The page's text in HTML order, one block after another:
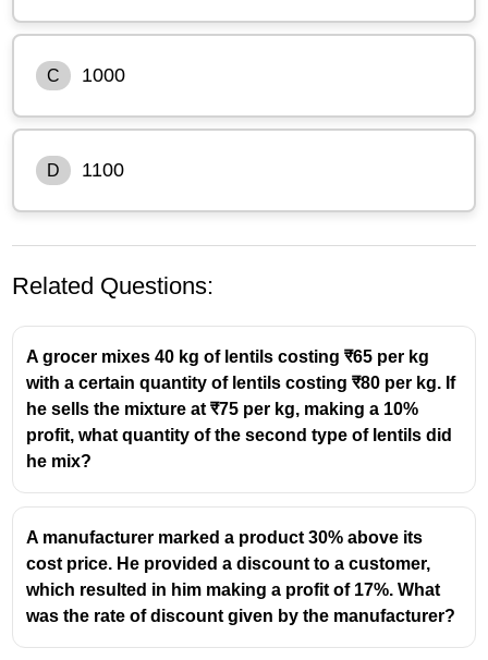
C 1000
D 1100
ഒരു സാധനത്തിന്റെ വില ആദ്യം ഒരേ ശതമാനം
കൂട്ടുകയും പിന്നീട് അത്രയും തന്നെ ശതമാനം
(വിലക്കുറവ്) മാത്രമേ ഉണ്ടാവുകയുള്ളൂ.
കുറയുന്ന ശതമാനം =\frac{R^2}
{100}
100
R
(ഇവിടെ R = 10)
കുറയുന്ന ശതമാനം =\frac{10^2}
{100} =
102 = 100 = 1%നഷ്ടം.
Related Questions:
A grocer mixes 40 kg of lentils costing ₹65 per kg
with a certain quantity of lentils costing ₹80 per kg. If
he sells the mixture at ₹75 per kg, making a 10%
profit, what quantity of the second type of lentils did
he mix?
A manufacturer marked a product 30% above its
cost price. He provided a discount to a customer,
which resulted in him making a profit of 17%. What
was the rate of discount given by the manufacturer?